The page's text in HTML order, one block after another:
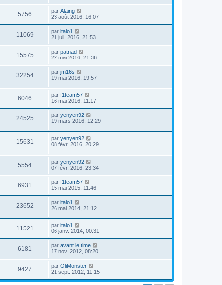
5756 par Alaing
23 août 2016, 16:07
11069 par italo1
21 juil. 2016, 21:53
15575 par patnad
22 mai 2016, 21:36
32254 par jm16s
19 mai 2016, 19:57
6046 par f1team57
16 mai 2016, 11:17
24525 par yenyen92
19 mars 2016, 12:29
15631 par yenyen92
08 févr. 2016, 20:29
5554 par yenyen92
07 févr. 2016, 23:34
6931 par f1team57
15 mai 2015, 11:46
23652 par italo1
26 mai 2014, 21:12
11521 par italo1
06 janv. 2014, 00:31
6181 par avant le time
17 nov. 2012, 08:20
9427 par OliMonster
21 sept. 2012, 11:15